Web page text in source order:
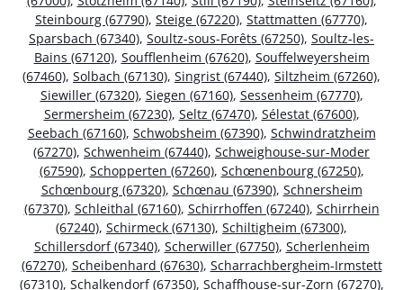
Steinbourg (67790), Steige (67220), Stattmatten (67770),
Sparsbach (67340), Soultz-sous-Forêts (67250), Soultz-les-
Bains (67120), Soufflenheim (67620), Souffelweyersheim
(67460), Solbach (67130), Singrist (67440), Siltzheim (67260),
Siewiller (67320), Siegen (67160), Sessenheim (67770),
Sermersheim (67230), Seltz (67470), Sélestat (67600),
Seebach (67160), Schwobsheim (67390), Schwindratzheim
(67270), Schwenheim (67440), Schweighouse-sur-Moder
(67590), Schopperten (67260), Schœnenbourg (67250),
Schœnbourg (67320), Schœnau (67390), Schnersheim
(67370), Schleithal (67160), Schirrhoffen (67240), Schirrhein
(67240), Schirmeck (67130), Schiltigheim (67300),
Schillersdorf (67340), Scherwiller (67750), Scherlenheim
(67270), Scheibenhard (67630), Scharrachbergheim-Irmstett
(67310), Schalkendorf (67350), Schaffhouse-sur-Zorn (67270),